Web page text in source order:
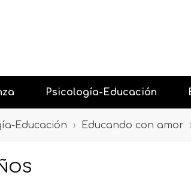
Psicología-Educación
Educación › Educando con amor